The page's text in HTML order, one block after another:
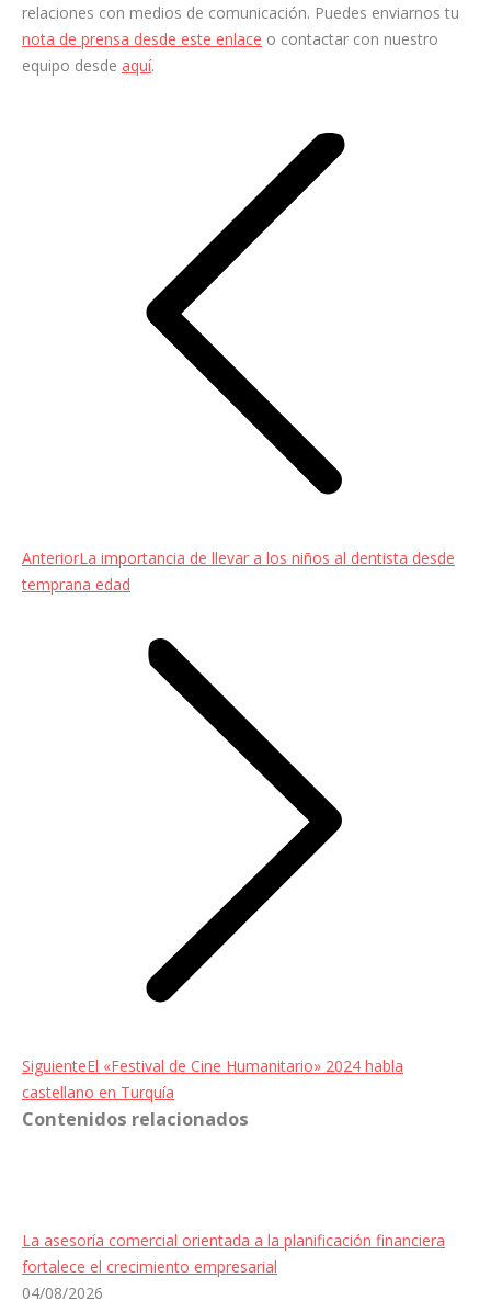
relaciones con medios de comunicación. Puedes enviarnos tu
nota de prensa desde este enlace o contactar con nuestro
equipo desde aquí.
AnteriorEntrada
anterior:
La importancia de llevar a los niños al dentista desde
temprana edad
SiguienteEntrada
siguiente:
El «Festival de Cine Humanitario» 2024 habla
castellano en Turquía
Contenidos relacionados
La asesoría comercial orientada a la planificación financiera
fortalece el crecimiento empresarial
04/08/2026